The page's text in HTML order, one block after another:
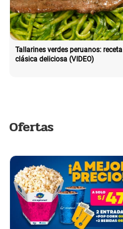
Tallarines verdes peruanos: receta
clásica deliciosa (VIDEO)
Ofertas